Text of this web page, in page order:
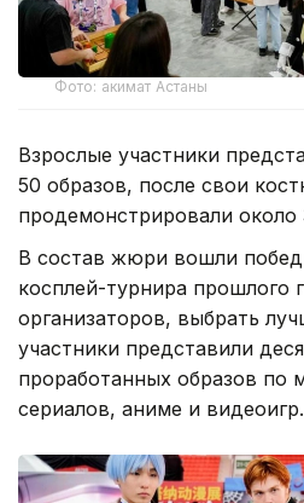
Фото: акимат Астаны
Взрослые участники
50 образов, после свои
продемонстрировали
В состав жюри вошли
косплей-турнира прошлого
организаторов, выбрать
участники представили
проработанных образов по
сериалов, аниме и видеоигр.